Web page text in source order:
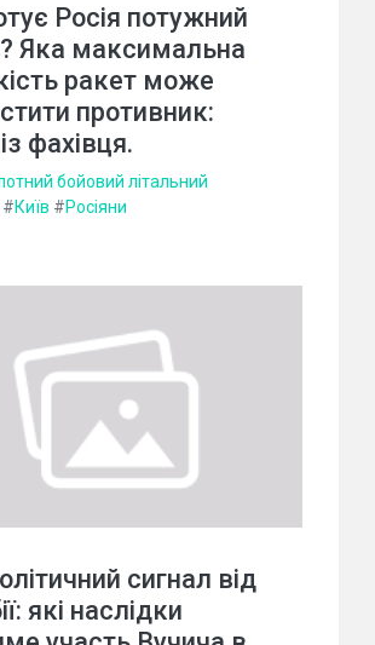
Росія потужний
Яка максимальна
ракет може
противник:
фахівця.
бойовий літальний
#Київ #Росіяни
сигнал від
які наслідки